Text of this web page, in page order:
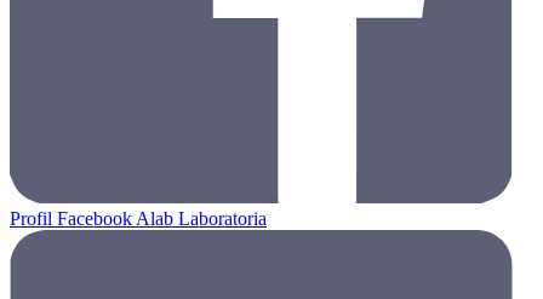
Profil Facebook Alab Laboratoria